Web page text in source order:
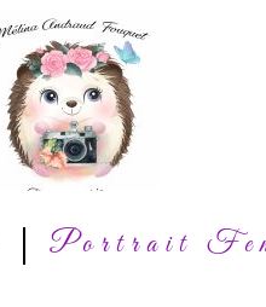
Portrait